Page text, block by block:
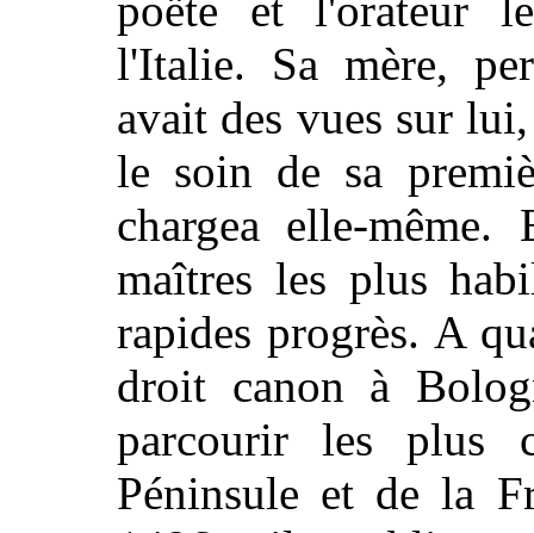
l'Italie. Sa mère,
avait des vues sur
le soin de sa
chargea elle-
maîtres les plus
rapides progrès. A
droit canon à
parcourir les plus
Péninsule et de la